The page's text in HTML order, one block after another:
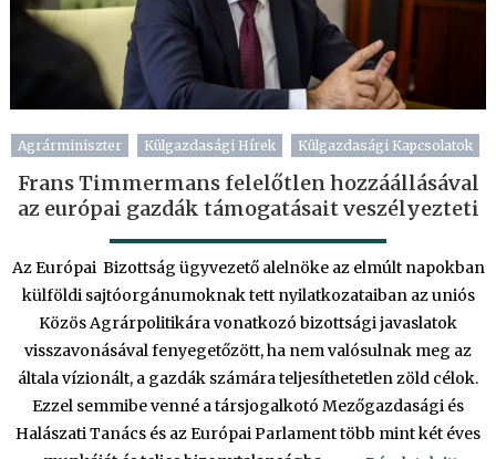
Agrárminiszter Külgazdasági Hírek Külgazdasági Kapcsolatok
Frans Timmermans felelőtlen hozzáállásával
az európai gazdák támogatásait veszélyezteti
Az Európai Bizottság ügyvezető alelnöke az elmúlt napokban
külföldi sajtóorgánumoknak tett nyilatkozataiban az uniós
Közös Agrárpolitikára vonatkozó bizottsági javaslatok
visszavonásával fenyegetőzött, ha nem valósulnak meg az
általa vízionált, a gazdák számára teljesíthetetlen zöld célok.
Ezzel semmibe venné a társjogalkotó Mezőgazdasági és
Halászati Tanács és az Európai Parlament több mint két éves